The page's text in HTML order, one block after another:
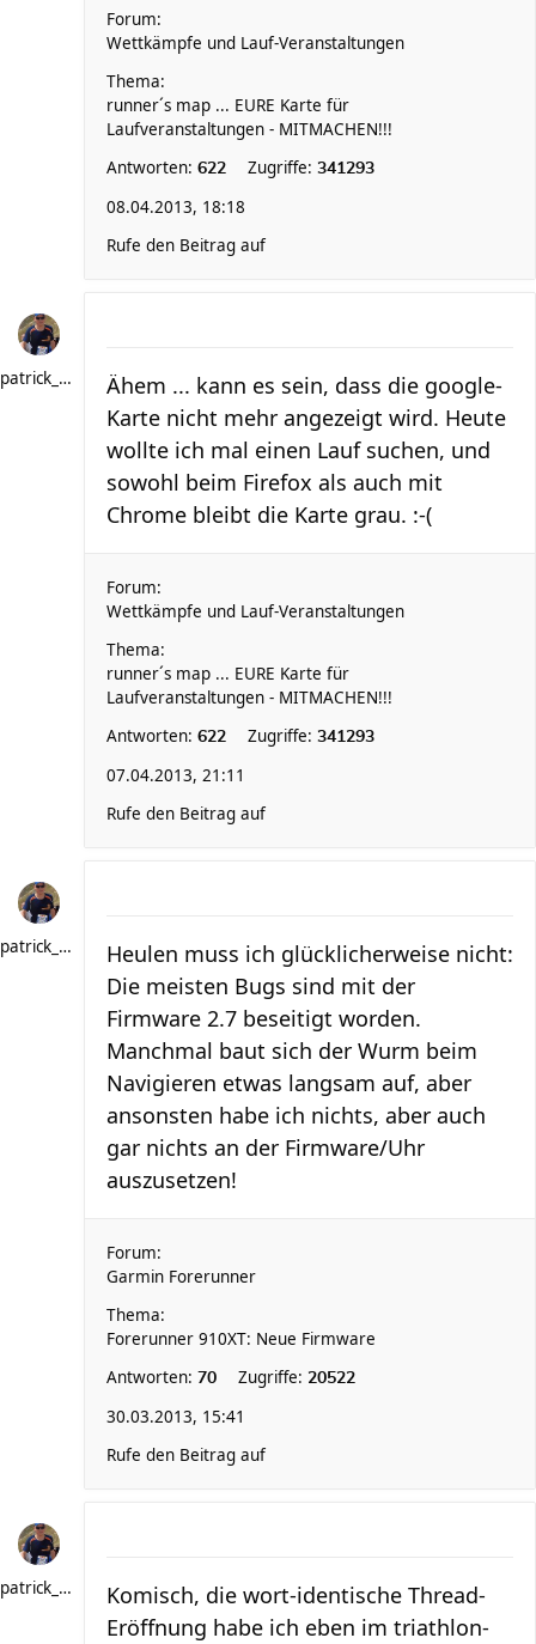
Forum:
Wettkämpfe und Lauf-Veranstaltungen
Thema:
runner´s map ... EURE Karte für
Laufveranstaltungen - MITMACHEN!!!
Antworten: 622 Zugriffe: 341293
08.04.2013, 18:18
Rufe den Beitrag auf
patrick_schere
Ähem ... kann es sein, dass die google-
Karte nicht mehr angezeigt wird. Heute
wollte ich mal einen Lauf suchen, und
sowohl beim Firefox als auch mit
Chrome bleibt die Karte grau. :-(
Forum:
Wettkämpfe und Lauf-Veranstaltungen
Thema:
runner´s map ... EURE Karte für
Laufveranstaltungen - MITMACHEN!!!
Antworten: 622 Zugriffe: 341293
07.04.2013, 21:11
Rufe den Beitrag auf
patrick_schere
Heulen muss ich glücklicherweise nicht:
Die meisten Bugs sind mit der
Firmware 2.7 beseitigt worden.
Manchmal baut sich der Wurm beim
Navigieren etwas langsam auf, aber
ansonsten habe ich nichts, aber auch
gar nichts an der Firmware/Uhr
auszusetzen!
Forum:
Garmin Forerunner
Thema:
Forerunner 910XT: Neue Firmware
Antworten: 70 Zugriffe: 20522
30.03.2013, 15:41
Rufe den Beitrag auf
patrick_schere
Komisch, die wort-identische Thread-
Eröffnung habe ich eben im triathlon-